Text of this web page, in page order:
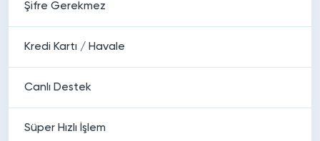
Şifre Gerekmez
Kredi Kartı / Havale
Canlı Destek
Süper Hızlı İşlem